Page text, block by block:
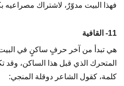
فهذا البيت مدوّرٌ، لاشتراك مصراعيه
11- القافية
هي تبدأ من آخر حرفٍ ساكنٍ في
المتحرك الذي قبل هذا الساكن، وقد
كلمة، كقول الشاعر دوقلة المنجي: